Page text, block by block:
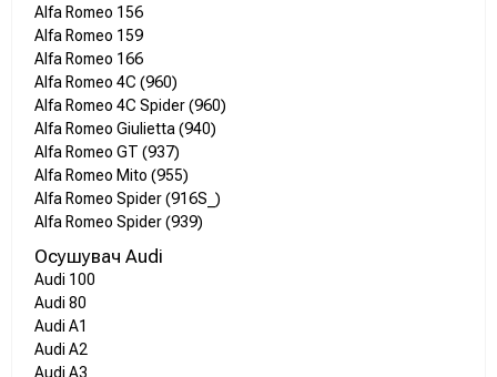
Alfa Romeo 156
Alfa Romeo 159
Alfa Romeo 166
Alfa Romeo 4C (960)
Alfa Romeo 4C Spider (960)
Alfa Romeo Giulietta (940)
Alfa Romeo GT (937)
Alfa Romeo Mito (955)
Alfa Romeo Spider (916S_)
Alfa Romeo Spider (939)
Осушувач Audi
Audi 100
Audi 80
Audi A1
Audi A2
Audi A3